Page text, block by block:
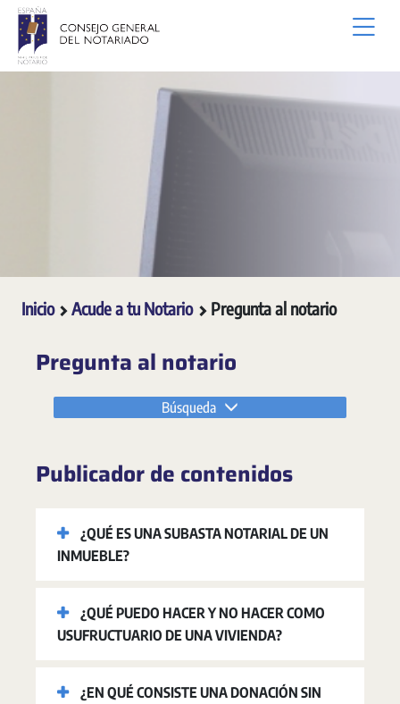
Saltar al contenido principal
Inicio Acude a tu Notario Pregunta al notario
Pregunta al notario
Búsqueda
Publicador de contenidos
¿QUÉ ES UNA SUBASTA NOTARIAL DE UN
INMUEBLE?
¿QUÉ PUEDO HACER Y NO HACER COMO
USUFRUCTUARIO DE UNA VIVIENDA?
¿EN QUÉ CONSISTE UNA DONACIÓN SIN